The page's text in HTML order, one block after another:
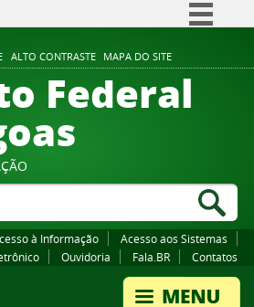
ALTO CONTRASTE MAPA DO SITE
Comunica BR
Participe
Canais
Federal
à Informação
Acesso aos Sistemas
Ouvidoria Fala.BR Contatos